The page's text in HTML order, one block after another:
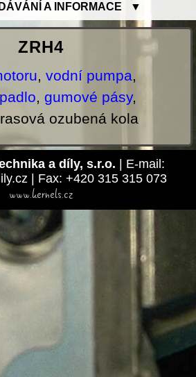
A INFORMACE ▼
ZRH4
, vodní pumpa,
, gumové pásy,
ozubená kola
a díly, s.r.o. | E-mail:
| Fax: +420 315 315 073
www.kernels.cz